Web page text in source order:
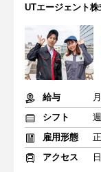
UTエージェント
給与
シフト
雇用形態
アクセス